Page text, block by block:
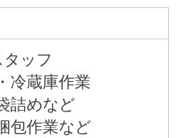
ッフ
冷蔵庫作業
詰めなど
包作業など